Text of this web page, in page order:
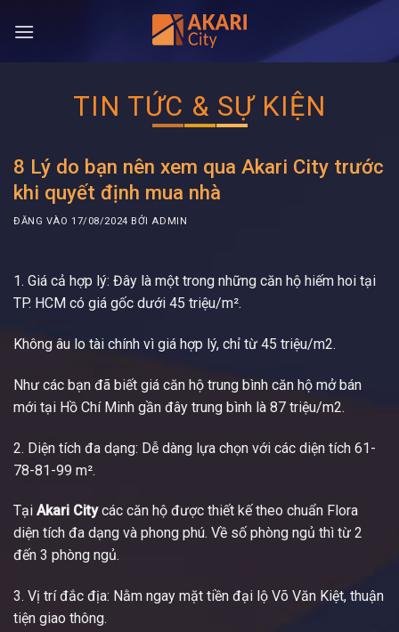
qua
TIN TỨC & SỰ KIỆN
8 Lý do bạn nên xem qua Akari City trước
khi quyết định mua nhà
ĐĂNG VÀO17/08/2024 BỞIADMIN
1. Giá cả hợp lý: Đây là một trong những căn hộ hiếm hoi tại
TP. HCM có giá gốc dưới 45 triệu/m².
Không âu lo tài chính vì giá hợp lý, chỉ từ 45 triệu/m2.
Như các bạn đã biết giá căn hộ trung bình căn hộ mở bán
mới tại Hồ Chí Minh gần đây trung bình là 87 triệu/m2.
2. Diện tích đa dạng: Dễ dàng lựa chọn với các diện tích 61-
78-81-99 m².
Tại Akari Citycác căn hộ được thiết kế theo chuẩn Flora
diện tích đa dạng và phong phú. Về số phòng ngủ thì từ 2
đến 3 phòng ngủ.
3. Vị trí đắc địa: Nằm ngay mặt tiền đại lộ Võ Văn Kiệt, thuận
tiện giao thông.